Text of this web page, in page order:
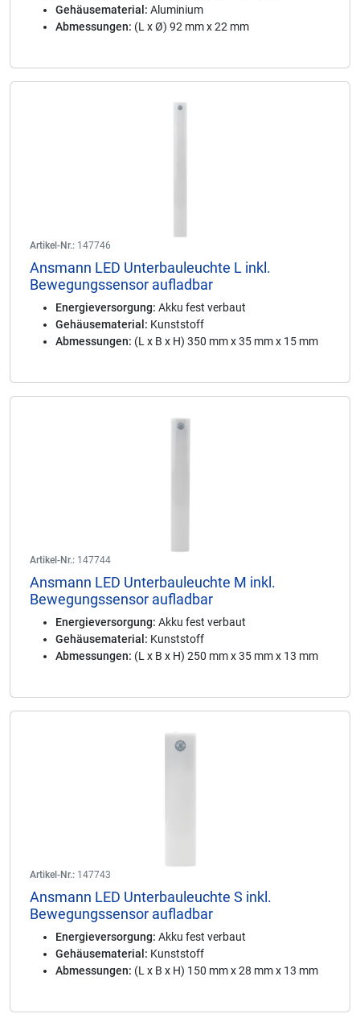
Gehäusematerial: Aluminium
Abmessungen: (L x Ø) 92 mm x 22 mm
Artikel-Nr.: 147746
Ansmann LED Unterbauleuchte L inkl.
Bewegungssensor aufladbar
Energieversorgung: Akku fest verbaut
Gehäusematerial: Kunststoff
Abmessungen: (L x B x H) 350 mm x 35 mm x 15 mm
Artikel-Nr.: 147744
Ansmann LED Unterbauleuchte M inkl.
Bewegungssensor aufladbar
Energieversorgung: Akku fest verbaut
Gehäusematerial: Kunststoff
Abmessungen: (L x B x H) 250 mm x 35 mm x 13 mm
Artikel-Nr.: 147743
Ansmann LED Unterbauleuchte S inkl.
Bewegungssensor aufladbar
Energieversorgung: Akku fest verbaut
Gehäusematerial: Kunststoff
Abmessungen: (L x B x H) 150 mm x 28 mm x 13 mm